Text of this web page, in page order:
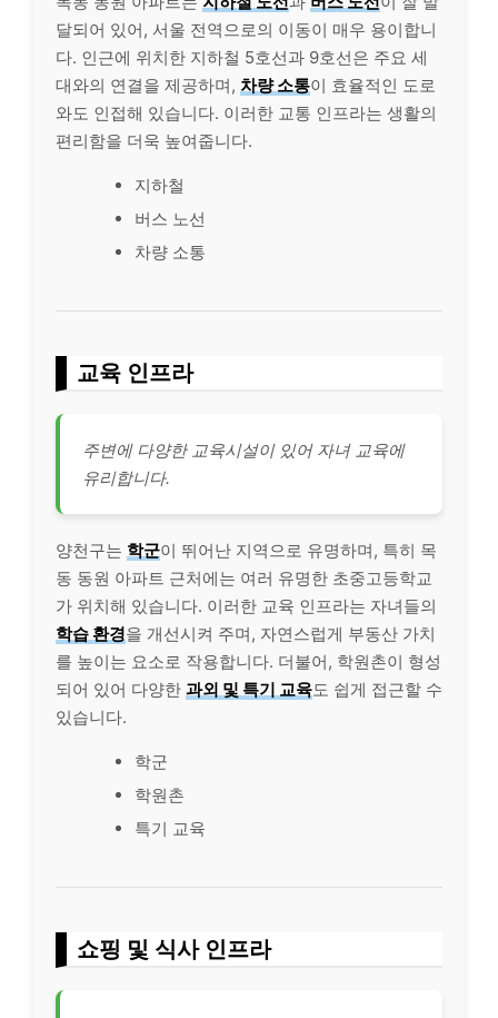
달되어 있어, 서울 전역으로의 이동이 매우 용이합니
다. 인근에 위치한 지하철 5호선과 9호선은 주요 세
대와의 연결을 제공하며, 차량 소통이 효율적인 도로
와도 인접해 있습니다. 이러한 교통 인프라는 생활의
편리함을 더욱 높여줍니다.
지하철
버스 노선
차량 소통
교육 인프라
주변에 다양한 교육시설이 있어 자녀 교육에
유리합니다.
양천구는 학군이 뛰어난 지역으로 유명하며, 특히 목
동 동원 아파트 근처에는 여러 유명한 초중고등학교
가 위치해 있습니다. 이러한 교육 인프라는 자녀들의
학습 환경을 개선시켜 주며, 자연스럽게 부동산 가치
를 높이는 요소로 작용합니다. 더불어, 학원촌이 형성
되어 있어 다양한 과외 및 특기 교육도 쉽게 접근할 수
있습니다.
학군
학원촌
특기 교육
쇼핑 및 식사 인프라